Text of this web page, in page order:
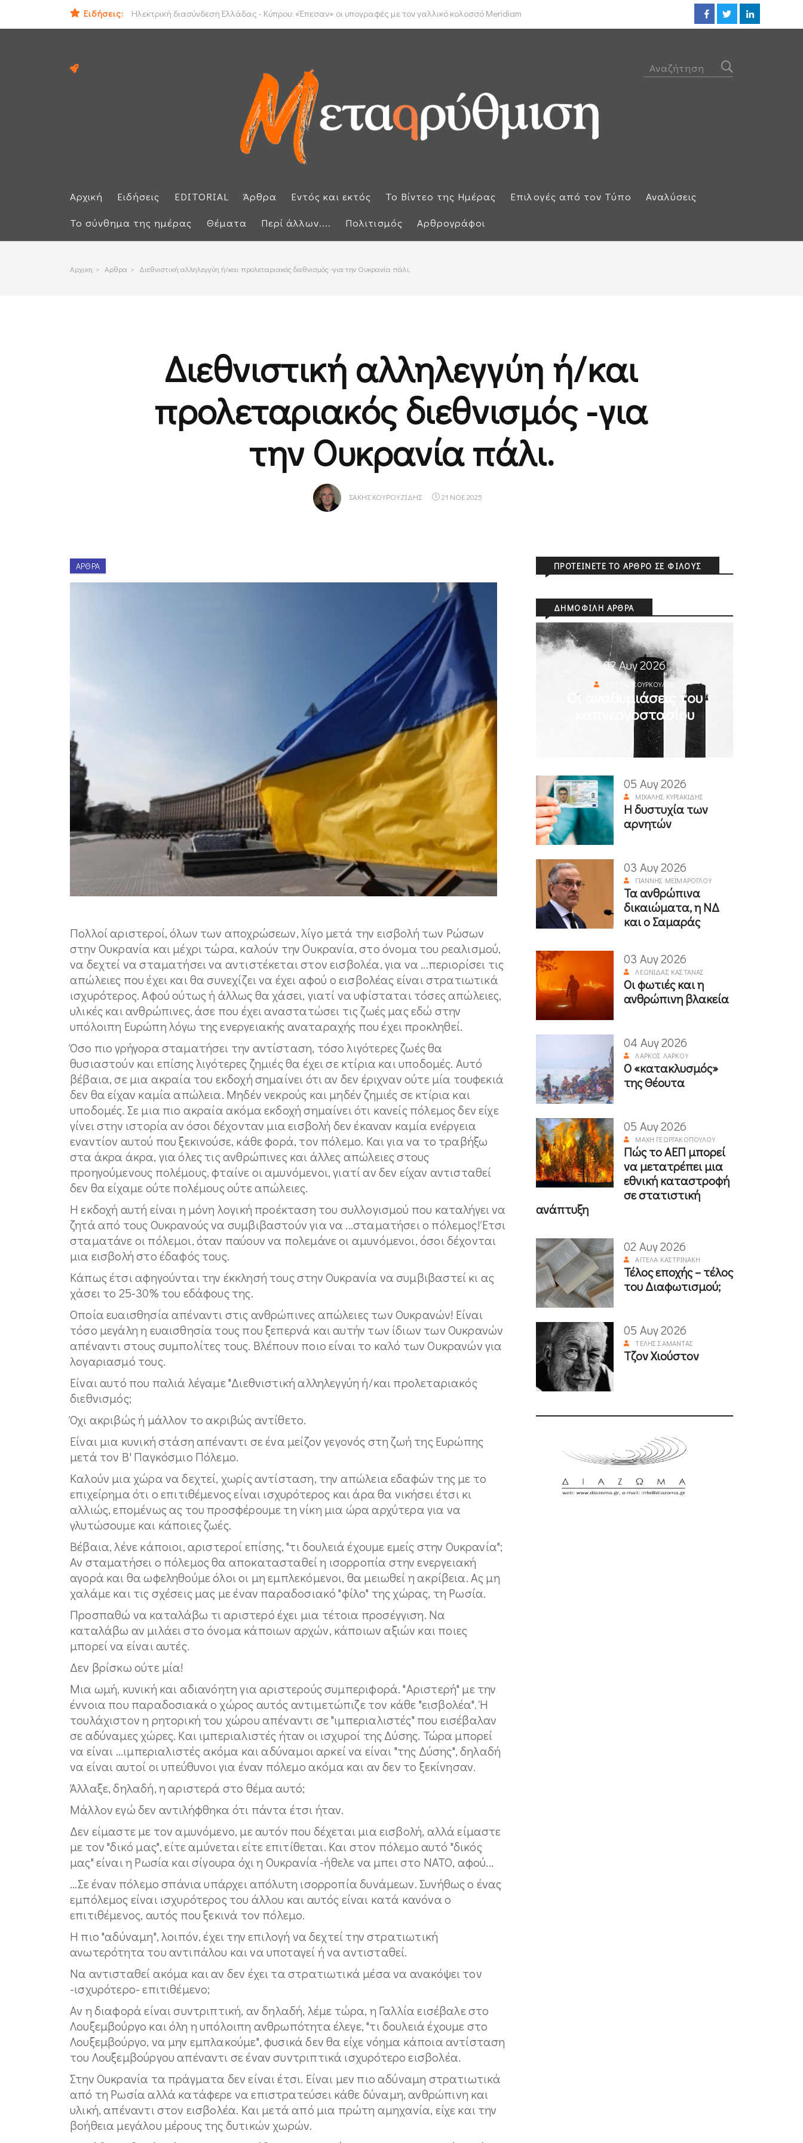
Ειδήσεις:
Ηλεκτρική διασύνδεση Ελλάδας - Κύπρου: «Έπεσαν» οι υπογραφές με τον γαλλικό κολοσσό Meridiam
ΕΕ: Αλληλεγγύη στην Ισπανία και έμφαση στην προστασία των εξωτερικών συνόρων μετά την έκτακτη ... Οι ΗΠΑ βλέπουν συμφωνία
Αρχική Ειδήσεις EDITORIAL Άρθρα Εντός και εκτός Το Βίντεο της Ημέρας Επιλογές από τον Τύπο
Αναλύσεις
Το σύνθημα της ημέρας
Θέματα Περί άλλων.... Πολιτισμός Αρθρογράφοι
Αρχικη > Αρθρα > Διεθνιστική αλληλεγγύη ή/και προλεταριακός διεθνισμός -για την Ουκρανία πάλι.
Διεθνιστική αλληλεγγύη ή/και
προλεταριακός διεθνισμός -για
την Ουκρανία πάλι.
ΣΆΚΗΣ ΚΟΥΡΟΥΖΊΔΗΣ 21 ΝΟΕ 2025
ΆΡΘΡΑ
Πολλοί αριστεροί, όλων των αποχρώσεων, λίγο μετά την εισβολή των Ρώσων
στην Ουκρανία και μέχρι τώρα, καλούν την Ουκρανία, στο όνομα του ρεαλισμού,
να δεχτεί να σταματήσει να αντιστέκεται στον εισβολέα, για να ...περιορίσει τις
απώλειες που έχει και θα συνεχίζει να έχει αφού ο εισβολέας είναι στρατιωτικά
ισχυρότερος. Αφού ούτως ή άλλως θα χάσει, γιατί να υφίσταται τόσες απώλειες,
υλικές και ανθρώπινες, άσε που έχει αναστατώσει τις ζωές μας εδώ στην
υπόλοιπη Ευρώπη λόγω της ενεργειακής αναταραχής που έχει προκληθεί.
Όσο πιο γρήγορα σταματήσει την αντίσταση, τόσο λιγότερες ζωές θα
θυσιαστούν και επίσης λιγότερες ζημιές θα έχει σε κτίρια και υποδομές. Αυτό
βέβαια, σε μια ακραία του εκδοχή σημαίνει ότι αν δεν έριχναν ούτε μία τουφεκιά
δεν θα είχαν καμία απώλεια. Μηδέν νεκρούς και μηδέν ζημιές σε κτίρια και
υποδομές. Σε μια πιο ακραία ακόμα εκδοχή σημαίνει ότι κανείς πόλεμος δεν είχε
γίνει στην ιστορία αν όσοι δέχονταν μια εισβολή δεν έκαναν καμία ενέργεια
εναντίον αυτού που ξεκινούσε, κάθε φορά, τον πόλεμο. Και για να το τραβήξω
στα άκρα άκρα, για όλες τις ανθρώπινες και άλλες απώλειες στους
προηγούμενους πολέμους, φταίνε οι αμυνόμενοι, γιατί αν δεν είχαν αντισταθεί
δεν θα είχαμε ούτε πολέμους ούτε απώλειες.
Η εκδοχή αυτή είναι η μόνη λογική προέκταση του συλλογισμού που καταλήγει να
ζητά από τους Ουκρανούς να συμβιβαστούν για να ...σταματήσει ο πόλεμος! Έτσι
σταματάνε οι πόλεμοι, όταν παύουν να πολεμάνε οι αμυνόμενοι, όσοι δέχονται
μια εισβολή στο έδαφός τους.
Κάπως έτσι αφηγούνται την έκκλησή τους στην Ουκρανία να συμβιβαστεί κι ας
χάσει το 25-30% του εδάφους της.
Οποία ευαισθησία απέναντι στις ανθρώπινες απώλειες των Ουκρανών! Είναι
τόσο μεγάλη η ευαισθησία τους που ξεπερνά και αυτήν των ίδιων των Ουκρανών
απέναντι στους συμπολίτες τους. Βλέπουν ποιο είναι το καλό των Ουκρανών για
λογαριασμό τους.
Είναι αυτό που παλιά λέγαμε "Διεθνιστική αλληλεγγύη ή/και προλεταριακός
διεθνισμός;
Όχι ακριβώς ή μάλλον το ακριβώς αντίθετο.
Είναι μια κυνική στάση απέναντι σε ένα μείζον γεγονός στη ζωή της Ευρώπης
μετά τον Β' Παγκόσμιο Πόλεμο.
Καλούν μια χώρα να δεχτεί, χωρίς αντίσταση, την απώλεια εδαφών της με το
επιχείρημα ότι ο επιτιθέμενος είναι ισχυρότερος και άρα θα νικήσει έτσι κι
αλλιώς, επομένως ας του προσφέρουμε τη νίκη μια ώρα αρχύτερα για να
γλυτώσουμε και κάποιες ζωές.
Βέβαια, λένε κάποιοι, αριστεροί επίσης, "τι δουλειά έχουμε εμείς στην Ουκρανία";
Αν σταματήσει ο πόλεμος θα αποκατασταθεί η ισορροπία στην ενεργειακή
αγορά και θα ωφεληθούμε όλοι οι μη εμπλεκόμενοι, θα μειωθεί η ακρίβεια. Ας μη
χαλάμε και τις σχέσεις μας με έναν παραδοσιακό "φίλο" της χώρας, τη Ρωσία.
Προσπαθώ να καταλάβω τι αριστερό έχει μια τέτοια προσέγγιση. Να
καταλάβω αν μιλάει στο όνομα κάποιων αρχών, κάποιων αξιών και ποιες
μπορεί να είναι αυτές.
Δεν βρίσκω ούτε μία!
Μια ωμή, κυνική και αδιανόητη για αριστερούς συμπεριφορά. "Αριστερή" με την
έννοια που παραδοσιακά ο χώρος αυτός αντιμετώπιζε τον κάθε "εισβολέα". Ή
τουλάχιστον η ρητορική του χώρου απέναντι σε "ιμπεριαλιστές" που εισέβαλαν
σε αδύναμες χώρες. Και ιμπεριαλιστές ήταν οι ισχυροί της Δύσης. Τώρα μπορεί
να είναι ...ιμπεριαλιστές ακόμα και αδύναμοι αρκεί να είναι "της Δύσης", δηλαδή
να είναι αυτοί οι υπεύθυνοι για έναν πόλεμο ακόμα και αν δεν το ξεκίνησαν.
Άλλαξε, δηλαδή, η αριστερά στο θέμα αυτό;
Μάλλον εγώ δεν αντιλήφθηκα ότι πάντα έτσι ήταν.
Δεν είμαστε με τον αμυνόμενο, με αυτόν που δέχεται μια εισβολή, αλλά είμαστε
με τον "δικό μας", είτε αμύνεται είτε επιτίθεται. Και στον πόλεμο αυτό "δικός
μας" είναι η Ρωσία και σίγουρα όχι η Ουκρανία -ήθελε να μπει στο ΝΑΤΟ, αφού...
...Σε έναν πόλεμο σπάνια υπάρχει απόλυτη ισορροπία δυνάμεων. Συνήθως ο ένας
εμπόλεμος είναι ισχυρότερος του άλλου και αυτός είναι κατά κανόνα ο
επιτιθέμενος, αυτός που ξεκινά τον πόλεμο.
Η πιο "αδύναμη", λοιπόν, έχει την επιλογή να δεχτεί την στρατιωτική
ανωτερότητα του αντιπάλου και να υποταγεί ή να αντισταθεί.
Να αντισταθεί ακόμα και αν δεν έχει τα στρατιωτικά μέσα να ανακόψει τον
-ισχυρότερο- επιτιθέμενο;
Αν η διαφορά είναι συντριπτική, αν δηλαδή, λέμε τώρα, η Γαλλία εισέβαλε στο
Λουξεμβούργο και όλη η υπόλοιπη ανθρωπότητα έλεγε, "τι δουλειά έχουμε στο
Λουξεμβούργο, να μην εμπλακούμε", φυσικά δεν θα είχε νόημα κάποια αντίσταση
του Λουξεμβούργου απέναντι σε έναν συντριπτικά ισχυρότερο εισβολέα.
Στην Ουκρανία τα πράγματα δεν είναι έτσι. Είναι μεν πιο αδύναμη στρατιωτικά
από τη Ρωσία αλλά κατάφερε να επιστρατεύσει κάθε δύναμη, ανθρώπινη και
υλική, απέναντι στον εισβολέα. Και μετά από μια πρώτη αμηχανία, είχε και την
βοήθεια μεγάλου μέρους της δυτικών χωρών.
ΠΡΟΤΕΊΝΕΤΕ ΤΟ ΆΡΘΡΟ ΣΕ ΦΊΛΟΥΣ
ΔΗΜΟΦΙΛΉ ΆΡΘΡΑ
02 Αυγ 2026
ΚΏΣΤΑΣ ΚΟΎΡΚΟΥΛΟΣ
Οι αναθυμιάσεις του
καπνεργοστασίου
05 Αυγ 2026
ΜΙΧΆΛΗΣ ΚΥΡΙΑΚΊΔΗΣ
Η δυστυχία των
αρνητών
03 Αυγ 2026
ΓΙΆΝΝΗΣ ΜΕΪΜΆΡΟΓΛΟΥ
Τα ανθρώπινα
δικαιώματα, η ΝΔ
και ο Σαμαράς
03 Αυγ 2026
ΛΕΩΝΊΔΑΣ ΚΑΣΤΑΝΆΣ
Οι φωτιές και η
ανθρώπινη βλακεία
04 Αυγ 2026
ΛΆΡΚΟΣ ΛΆΡΚΟΥ
Ο «κατακλυσμός»
της Θέουτα
05 Αυγ 2026
ΜΆΧΗ ΓΕΩΡΓΑΚΟΠΟΎΛΟΥ
Πώς το ΑΕΠ μπορεί
να μετατρέπει μια
εθνική καταστροφή
σε στατιστική
ανάπτυξη
02 Αυγ 2026
ΑΓΓΈΛΑ ΚΑΣΤΡΙΝΆΚΗ
Τέλος εποχής – τέλος
του Διαφωτισμού;
05 Αυγ 2026
ΤΈΛΗΣ ΣΑΜΑΝΤΆΣ
Τζον Χιούστον